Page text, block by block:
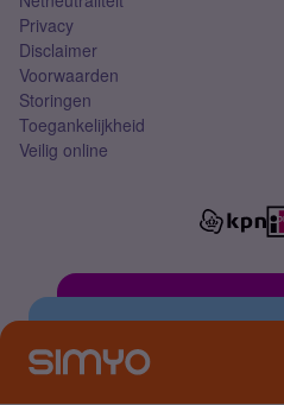
Privacy
Disclaimer
Voorwaarden
Storingen
Toegankelijkheid
Veilig online